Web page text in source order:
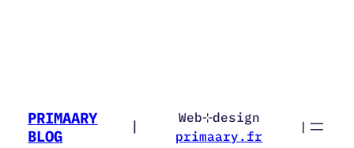
PRIMAARY
BLOG
|
Web⊹design
primaary.fr
|